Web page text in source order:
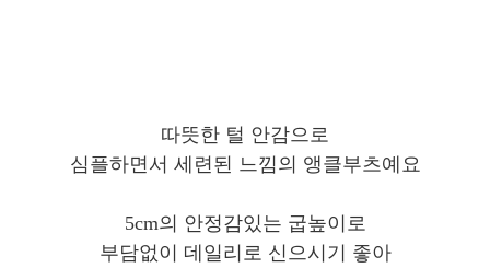
따뜻한 털 안감으로
심플하면서 세련된 느낌의 앵클부츠예요
5cm의 안정감있는 굽높이로
부담없이 데일리로 신으시기 좋아